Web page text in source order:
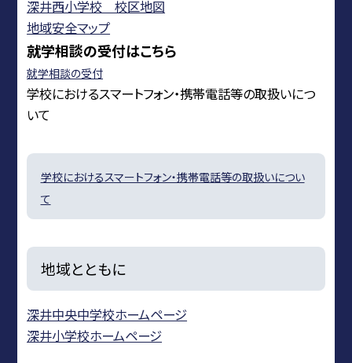
深井西小学校 校区地図
地域安全マップ
就学相談の受付はこちら
就学相談の受付
学校におけるスマートフォン・携帯電話等の取扱いにつ
いて
学校におけるスマートフォン・携帯電話等の取扱いについ
て
地域とともに
深井中央中学校ホームページ
深井小学校ホームページ